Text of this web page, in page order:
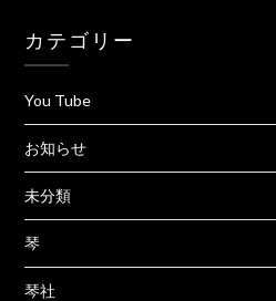
カテゴリー
You Tube
お知らせ
未分類
琴
琴社